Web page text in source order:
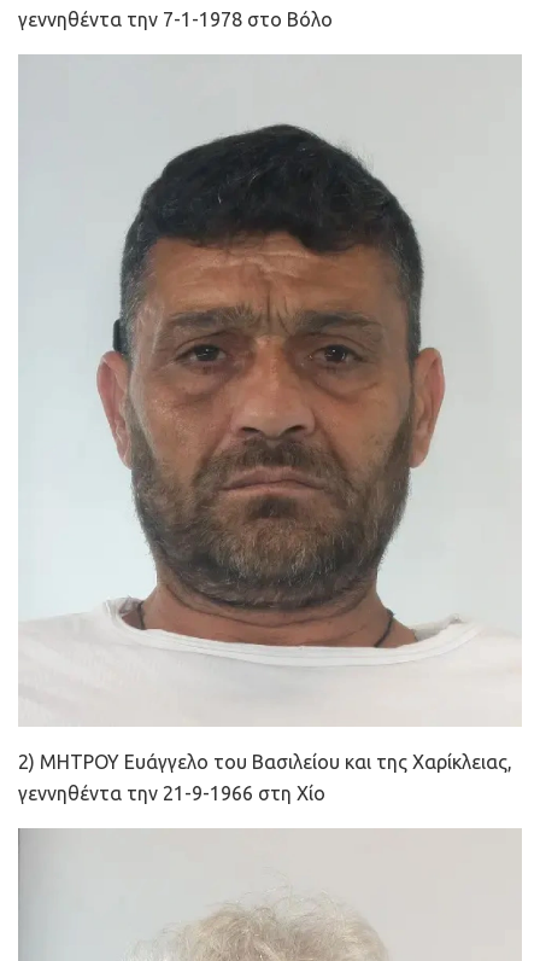
γεννηθέντα την 7-1-1978 στο Βόλο
2) ΜΗΤΡΟΥ Ευάγγελο του Βασιλείου και της Χαρίκλειας,
γεννηθέντα την 21-9-1966 στη Χίο